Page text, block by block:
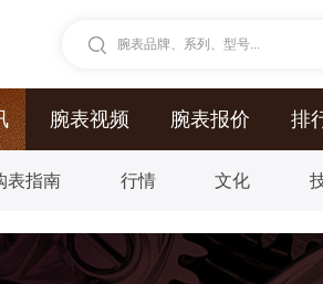
腕表品牌、系列、型号...
腕表视频 腕表报价 排
表指南 行情 文化